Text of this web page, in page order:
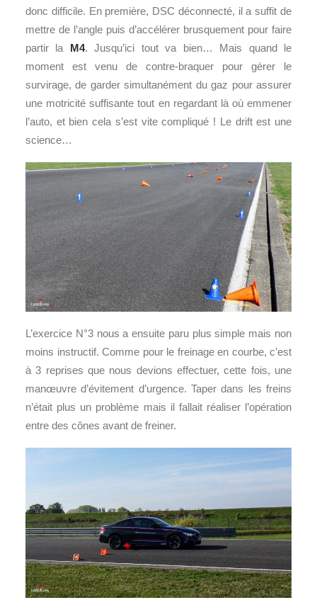
donc difficile. En première, DSC déconnecté, il a suffit de
mettre de l’angle puis d’accélérer brusquement pour faire
partir la M4. Jusqu’ici tout va bien… Mais quand le
moment est venu de contre-braquer pour gérer le
survirage, de garder simultanément du gaz pour assurer
une motricité suffisante tout en regardant là où emmener
l’auto, et bien cela s’est vite compliqué ! Le drift est une
science…
L’exercice N°3 nous a ensuite paru plus simple mais non
moins instructif. Comme pour le freinage en courbe, c’est
à 3 reprises que nous devions effectuer, cette fois, une
manœuvre d’évitement d’urgence. Taper dans les freins
n’était plus un problème mais il fallait réaliser l’opération
entre des cônes avant de freiner.